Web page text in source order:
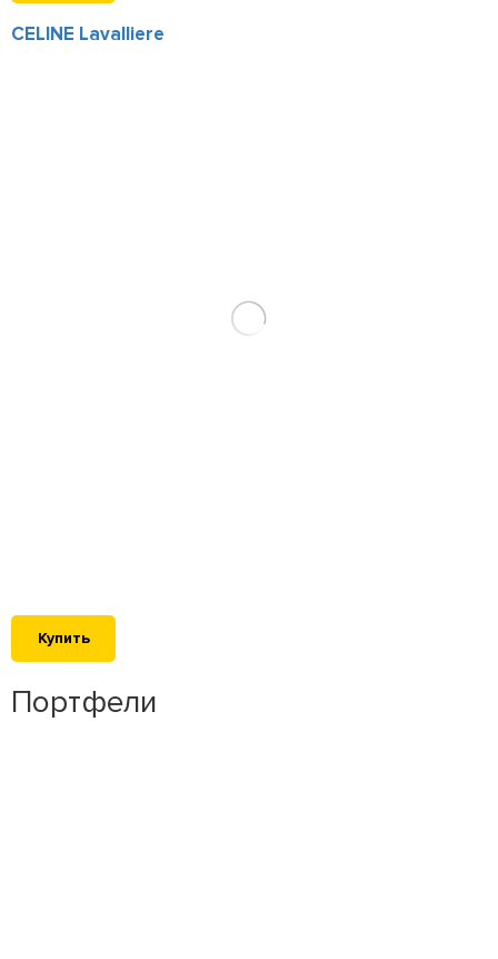
CELINE Lavalliere
Купить
Портфели